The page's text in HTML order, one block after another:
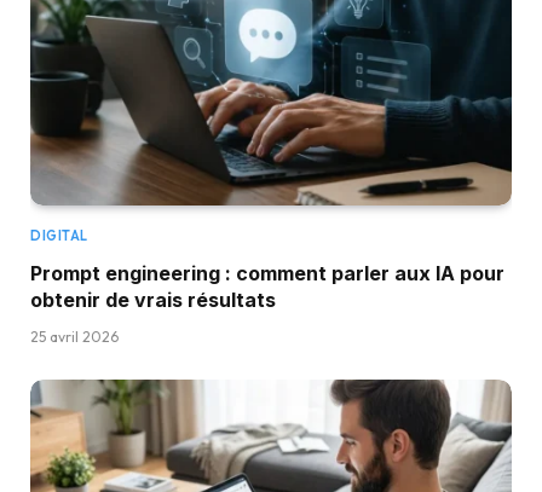
DIGITAL
Prompt engineering : comment parler aux IA pour
obtenir de vrais résultats
25 avril 2026